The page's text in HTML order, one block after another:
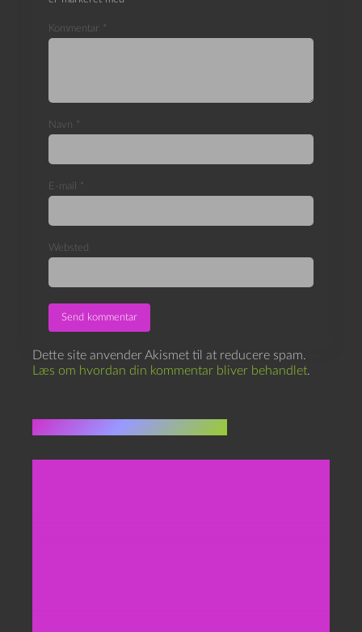
Kommentar *
Navn *
E-mail *
Websted
Dette site anvender Akismet til at reducere spam.
Læs om hvordan din kommentar bliver behandlet.